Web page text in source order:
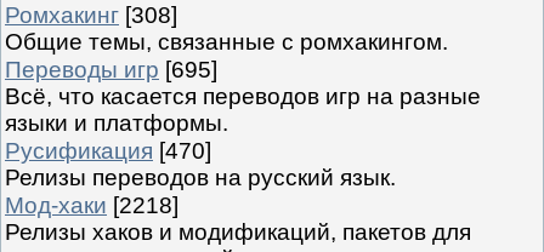
Ромхакинг [308]
Общие темы, связанные с ромхакингом.
Переводы игр [695]
Всё, что касается переводов игр на разные
языки и платформы.
Русификация [470]
Релизы переводов на русский язык.
Мод-хаки [2218]
Релизы хаков и модификаций, пакетов для